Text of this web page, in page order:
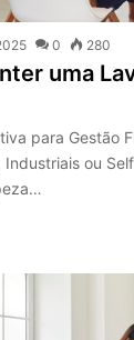
0 280
uma
para Gestão
ou